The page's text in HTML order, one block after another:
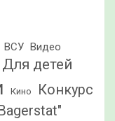
ВСУ Видео
Для детей
Кино
Конкурс